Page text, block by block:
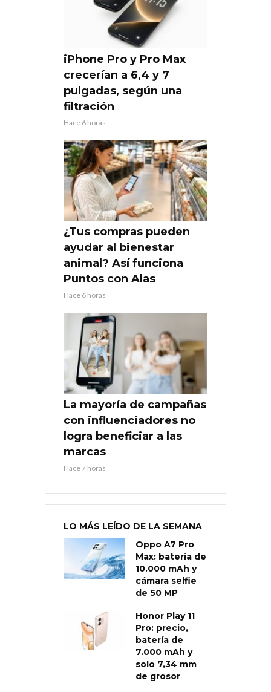
iPhone Pro y Pro Max
crecerían a 6,4 y 7
pulgadas, según una
filtración
Hace 6 horas
¿Tus compras pueden
ayudar al bienestar
animal? Así funciona
Puntos con Alas
Hace 6 horas
La mayoría de campañas
con influenciadores no
logra beneficiar a las
marcas
Hace 7 horas
LO MÁS LEÍDO DE LA SEMANA
Oppo A7 Pro
Max: batería de
10.000 mAh y
cámara selfie
de 50 MP
Honor Play 11
Pro: precio,
batería de
7.000 mAh y
solo 7,34 mm
de grosor